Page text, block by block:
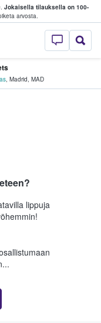
Jokaisella tilauksella on 100-
arvosta.
StubHub -
, Madrid, MAD
lippuja